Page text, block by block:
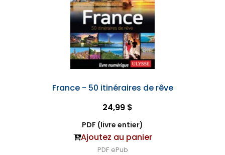
France - 50 itinéraires de rêve
24,99 $
PDF (livre entier)
Ajoutez au panier
PDF ePub